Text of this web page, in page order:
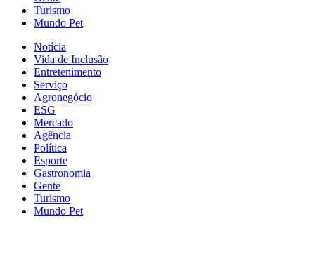
Turismo
Mundo Pet
Notícia
Vida de Inclusão
Entretenimento
Serviço
Agronegócio
ESG
Mercado
Agência
Política
Esporte
Gastronomia
Gente
Turismo
Mundo Pet